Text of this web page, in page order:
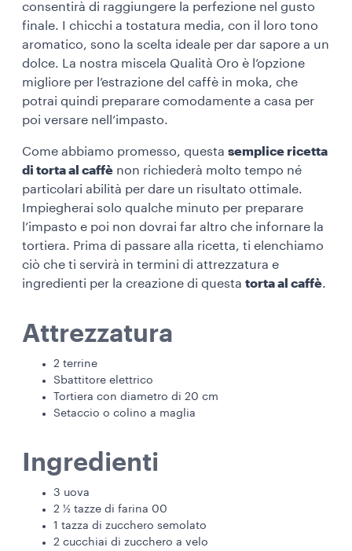
consentirà di raggiungere la perfezione nel gusto
finale. I chicchi a tostatura media, con il loro tono
aromatico, sono la scelta ideale per dar sapore a un
dolce. La nostra miscela Qualità Oro è l’opzione
migliore per l’estrazione del caffè in moka, che
potrai quindi preparare comodamente a casa per
poi versare nell’impasto.
Come abbiamo promesso, questa semplice ricetta
di torta al caffè non richiederà molto tempo né
particolari abilità per dare un risultato ottimale.
Impiegherai solo qualche minuto per preparare
l’impasto e poi non dovrai far altro che infornare la
tortiera. Prima di passare alla ricetta, ti elenchiamo
ciò che ti servirà in termini di attrezzatura e
ingredienti per la creazione di questa torta al caffè.
Attrezzatura
2 terrine
Sbattitore elettrico
Tortiera con diametro di 20 cm
Setaccio o colino a maglia
Ingredienti
3 uova
2 ½ tazze di farina 00
1 tazza di zucchero semolato
2 cucchiai di zucchero a velo